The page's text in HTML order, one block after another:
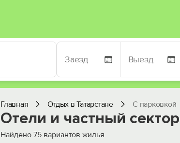
Главная Отдых в Татарстане С парковкой
Отели и частный
Найдено 75 вариантов жилья